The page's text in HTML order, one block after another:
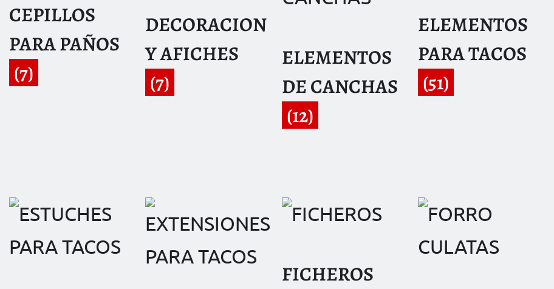
CEPILLOS
PARA PAÑOS
(7)
DECORACION
Y AFICHES
(7)
ELEMENTOS
DE CANCHAS
(12)
ELEMENTOS
PARA TACOS
(51)
FICHEROS